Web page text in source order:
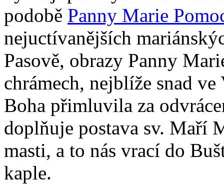
podobě Panny Marie
nejuctívanějších
Pasově, obrazy Panny
chrámech, nejblíže snad
Boha přimluvila za
doplňuje postava sv. Maří
masti, a to nás vrací do
kaple.